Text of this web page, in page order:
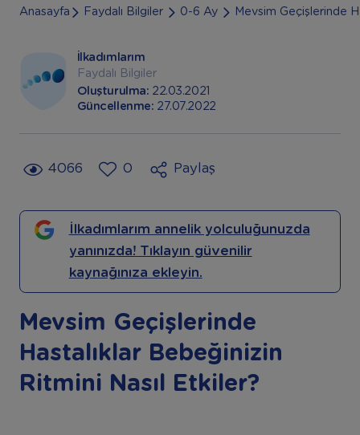
Anasayfa Faydalı Bilgiler 0-6 Ay Mevsim Geçişlerinde
İlkadımlarım
Faydalı Bilgiler
Oluşturulma: 22.03.2021
Güncellenme: 27.07.2022
4066 0 Paylaş
İlkadımlarım annelik yolculuğunuzda
yanınızda! Tıklayın güvenilir
kaynağınıza ekleyin.
Mevsim Geçişlerinde
Hastalıklar Bebeğinizin
Ritmini Nasıl Etkiler?